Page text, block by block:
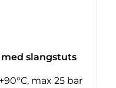
slangstuts
max 25 bar